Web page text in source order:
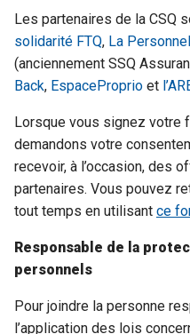
Les partenaires de la CSQ
solidarité FTQ, La
(anciennement SSQ
Back, EspaceProprio et
Lorsque vous signez votre
demandons votre
recevoir, à l’occasion, des
partenaires. Vous pouvez
tout temps en utilisant ce
Responsable de la
personnels
Pour joindre la personne
l’application des lois